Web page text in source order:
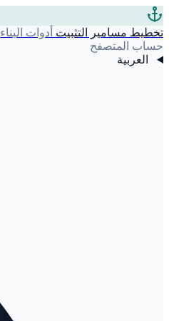
تخطيط مسامير التثبيت أدوات البناء
حساب المتصفح
العربية